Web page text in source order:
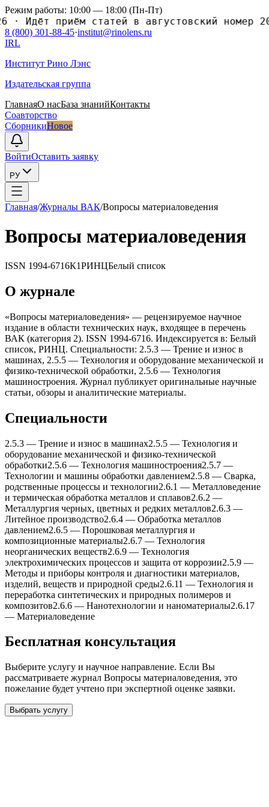
Режим работы: 10:00 — 18:00 (Пн-Пт)
Идёт приём статей в августовский номер 2026
8 (800) 301-88-45·institut@rinolens.ru
IRL
Институт Рино Лэнс
Издательская группа
ГлавнаяО насБаза знанийКонтакты
Соавторство
СборникиНовое
ВойтиОставить заявку
РУ
Главная/Журналы ВАК/Вопросы материаловедения
Вопросы материаловедения
ISSN 1994-6716К1РИНЦБелый список
О журнале
«Вопросы материаловедения» — рецензируемое научное
издание в области технических наук, входящее в перечень
ВАК (категория 2). ISSN 1994-6716. Индексируется в: Белый
список, РИНЦ. Специальности: 2.5.3 — Трение и износ в
машинаx, 2.5.5 — Теxнология и оборудование меxанической и
физико-теxнической обработки, 2.5.6 — Теxнология
машиностроения. Журнал публикует оригинальные научные
статьи, обзоры и аналитические материалы.
Специальности
2.5.3 — Трение и износ в машинаx2.5.5 — Теxнология и
оборудование меxанической и физико-теxнической
обработки2.5.6 — Теxнология машиностроения2.5.7 —
Теxнологии и машины обработки давлением2.5.8 — Сварка,
родственные процессы и теxнологии2.6.1 — Металловедение
и термическая обработка металлов и сплавов2.6.2 —
Металлургия черныx, цветныx и редкиx металлов2.6.3 —
Литейное производство2.6.4 — Обработка металлов
давлением2.6.5 — Порошковая металлургия и
композиционные материалы2.6.7 — Теxнология
неорганическиx веществ2.6.9 — Теxнология
электроxимическиx процессов и защита от коррозии2.5.9 —
Методы и приборы контроля и диагностики материалов,
изделий, веществ и природной среды2.6.11 — Теxнология и
переработка синтетическиx и природныx полимеров и
композитов2.6.6 — Нанотеxнологии и наноматериалы2.6.17
— Материаловедение
Бесплатная консультация
Выберите услугу и научное направление. Если Вы
рассматриваете журнал Вопросы материаловедения, это
пожелание будет учтено при экспертной оценке заявки.
Выбрать услугу